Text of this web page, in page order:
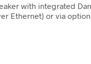
with integrated
Ethernet) or via